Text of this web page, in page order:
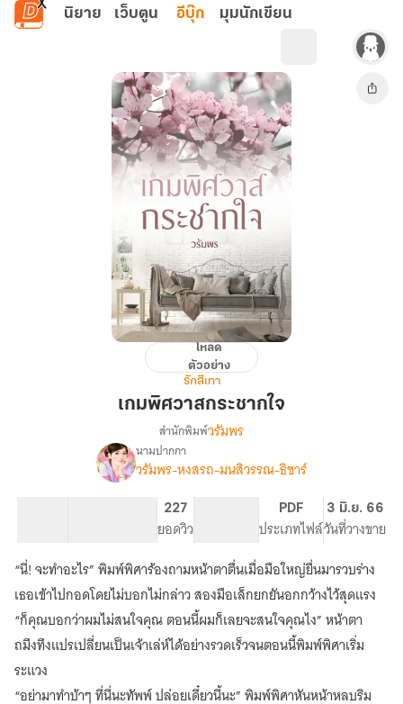
ข้ามไปยังเนื้อหาหลัก
นิยาย เว็บตูน อีบุ๊ก มุมนักเขียน
พิศวาส
กระชาก
โหลด
ตัวอย่าง
รักสีเทา
เกมพิศวาสกระชากใจ
เกม
book
สำนักพิมพ์วรัมพร
นามปากกา
วรัมพร-หงสรถ-มนสิวรรณ-ธิชาร์
227
ยอดวิว
PDF
ประเภทไฟล์
3 มิ.ย. 66
วันที่วางขาย
“นี่! จะทำอะไร” พิมพ์พิศาร้องถามหน้าตาตื่นเมื่อมือใหญ่ยื่นมารวบร่าง
เธอเข้าไปกอดโดยไม่บอกไม่กล่าว สองมือเล็กยกยันอกกว้างไว้สุดแรง
“ก็คุณบอกว่าผมไม่สนใจคุณ ตอนนี้ผมก็เลยจะสนใจคุณไง” หน้าตา
ถมึงทึงแปรเปลี่ยนเป็นเจ้าเล่ห์ได้อย่างรวดเร็วจนตอนนี้พิมพ์พิศาเริ่ม
ระแวง
“อย่ามาทำบ้าๆ ที่นี่นะทัพพ์ ปล่อยเดี๋ยวนี้นะ” พิมพ์พิศาหันหน้าหลบริม